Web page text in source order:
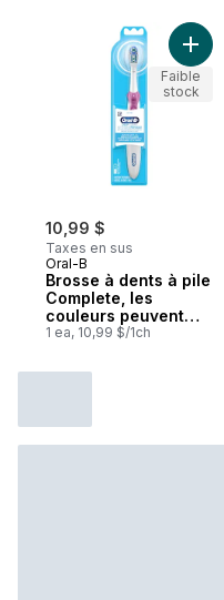
10,99 $
Taxes en sus
Oral-B
Brosse à dents à pile
Complete, les
couleurs peuvent
varier, 1 unité
1 ea, 10,99 $/1ch
Faible
stock